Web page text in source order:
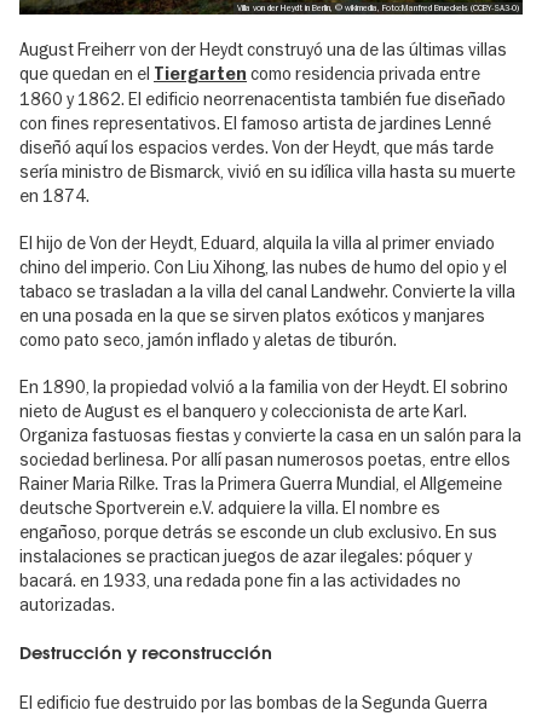
Villa von der Heydt in Berlin, © wikimedia, Foto:Manfred Brueckels (CCBY-SA3-0)
August Freiherr von der Heydt construyó una de las últimas villas
que quedan en el Tiergarten como residencia privada entre
1860 y 1862. El edificio neorrenacentista también fue diseñado
con fines representativos. El famoso artista de jardines Lenné
diseñó aquí los espacios verdes. Von der Heydt, que más tarde
sería ministro de Bismarck, vivió en su idílica villa hasta su muerte
en 1874.
El hijo de Von der Heydt, Eduard, alquila la villa al primer enviado
chino del imperio. Con Liu Xihong, las nubes de humo del opio y el
tabaco se trasladan a la villa del canal Landwehr. Convierte la villa
en una posada en la que se sirven platos exóticos y manjares
como pato seco, jamón inflado y aletas de tiburón.
En 1890, la propiedad volvió a la familia von der Heydt. El sobrino
nieto de August es el banquero y coleccionista de arte Karl.
Organiza fastuosas fiestas y convierte la casa en un salón para la
sociedad berlinesa. Por allí pasan numerosos poetas, entre ellos
Rainer Maria Rilke. Tras la Primera Guerra Mundial, el Allgemeine
deutsche Sportverein e.V. adquiere la villa. El nombre es
engañoso, porque detrás se esconde un club exclusivo. En sus
instalaciones se practican juegos de azar ilegales: póquer y
bacará. en 1933, una redada pone fin a las actividades no
autorizadas.
Destrucción y reconstrucción
El edificio fue destruido por las bombas de la Segunda Guerra